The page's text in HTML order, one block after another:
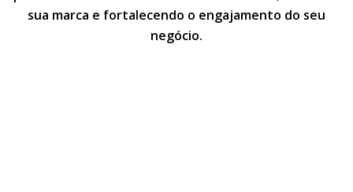
sua marca e fortalecendo o engajamento do seu
negócio.